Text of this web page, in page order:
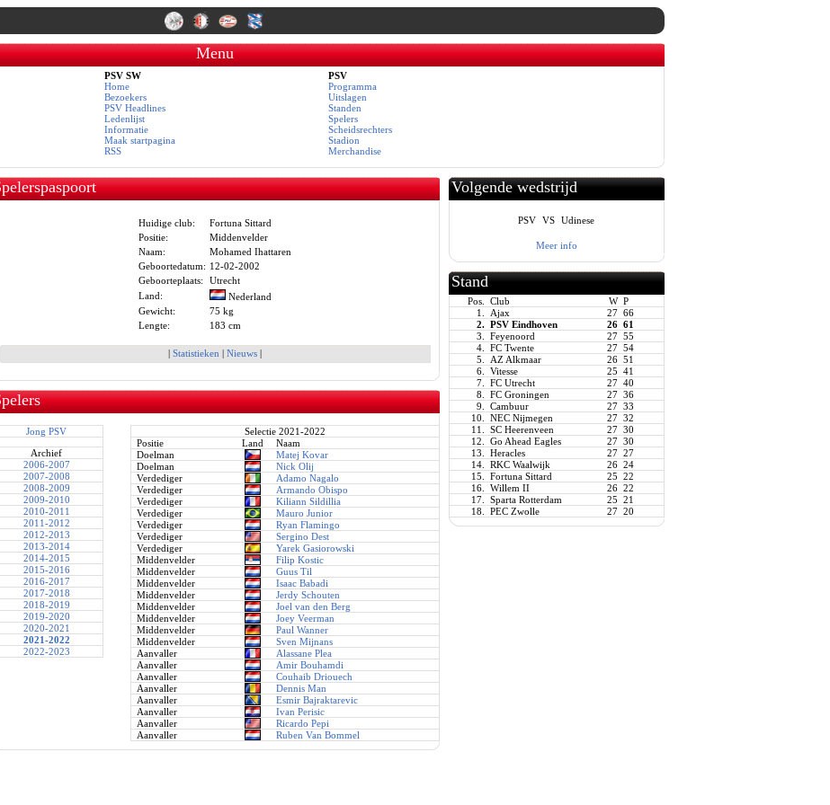
Menu
PSV SW
Home
Bezoekers
PSV Headlines
Ledenlijst
Informatie
Maak startpagina
RSS
PSV
Programma
Uitslagen
Standen
Spelers
Scheidsrechters
Stadion
Merchandise
Huidige club:
Fortuna Sittard
Positie:
Middenvelder
Naam:
Mohamed Ihattaren
Geboortedatum: 12-02-2002
Geboorteplaats:
Utrecht
Land:
Nederland
Gewicht:
75 kg
Lengte:
183 cm
| Statistieken | Nieuws|
Jong PSV
Archief
2006-2007
2007-2008
2008-2009
2009-2010
2010-2011
2011-2012
2012-2013
2013-2014
2014-2015
2015-2016
2016-2017
2017-2018
2018-2019
2019-2020
2020-2021
2021-2022
2022-2023
Selectie 2021-2022
Positie
Land
Naam
Doelman
Matej Kovar
Doelman
Nick Olij
Verdediger
Adamo Nagalo
Verdediger
Armando Obispo
Verdediger
Kiliann Sildillia
Verdediger
Mauro Junior
Verdediger
Ryan Flamingo
Verdediger
Sergino Dest
Verdediger
Yarek Gasiorowski
Middenvelder
Filip Kostic
Middenvelder
Guus Til
Middenvelder
Isaac Babadi
Middenvelder
Jerdy Schouten
Middenvelder
Joel van den Berg
Middenvelder
Joey Veerman
Middenvelder
Paul Wanner
Middenvelder
Sven Mijnans
Aanvaller
Alassane Plea
Aanvaller
Amir Bouhamdi
Aanvaller
Couhaib Driouech
Aanvaller
Dennis Man
Aanvaller
Esmir Bajraktarevic
Aanvaller
Ivan Perisic
Aanvaller
Ricardo Pepi
Aanvaller
Ruben Van Bommel
Volgende wedstrijd
PSV VS Udinese
Meer info
Stand
Pos.Club W P
1. Ajax 27 66
2. PSV Eindhoven 26 61
3.Feyenoord 27 55
4.FC Twente 27 54
5. AZ Alkmaar 26 51
6.Vitesse 25 41
7.FC Utrecht 27 40
8.FC Groningen 27 36
9.Cambuur 27 33
10.NEC Nijmegen 27 32
11.SC Heerenveen 27 30
12.Go Ahead Eagles 27 30
13.Heracles 27 27
14.RKC Waalwijk 26 24
15.Fortuna Sittard 25 22
16.Willem II 26 22
17.Sparta Rotterdam 25 21
18.PEC Zwolle 27 20